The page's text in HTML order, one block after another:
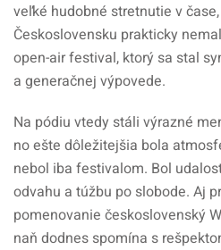
veľké hudobné stretnutie v
Československu prakticky
open-air festival, ktorý sa stal
a generačnej výpovede.
Na pódiu vtedy stáli výrazné
no ešte dôležitejšia bola
nebol iba festivalom. Bol
odvahu a túžbu po slobode. Aj
pomenovanie československý
naň dodnes spomína s